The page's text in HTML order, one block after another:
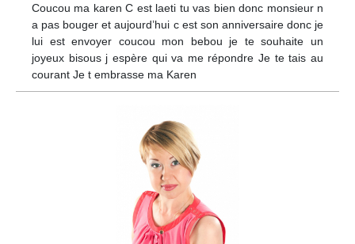
Coucou ma karen C est laeti tu vas bien donc monsieur n
a pas bouger et aujourd’hui c est son anniversaire donc je
lui est envoyer coucou mon bebou je te souhaite un
joyeux bisous j espère qui va me répondre Je te tais au
courant Je t embrasse ma Karen